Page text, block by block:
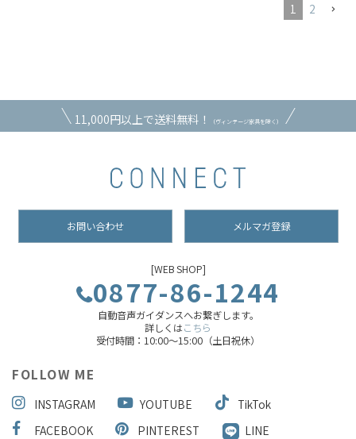
1
2
11,000円以上で送料無料！ （ヴィンテージ家具を除く）
お問い合わせ メルマガ登録
[WEB SHOP]
0877-86-1244
自動音声ガイダンスへお繋ぎします。
詳しくはこちら
受付時間：10:00～15:00（土日祝休）
FOLLOW ME
INSTAGRAM YOUTUBE
TikTok
FACEBOOK
PINTEREST LINE